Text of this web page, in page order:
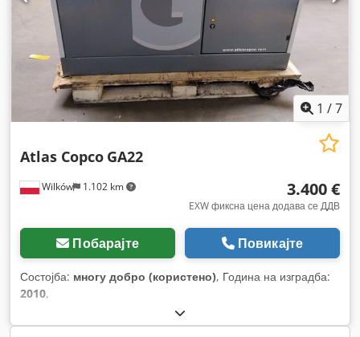
1 /7
Wilków 1.102 km
Atlas Copco GA22
3.400 €
EXW фиксна цена додава се ДДВ
Побарајте Повикајте
Состојба: многу добро (користено), Година на изградба:
2010,